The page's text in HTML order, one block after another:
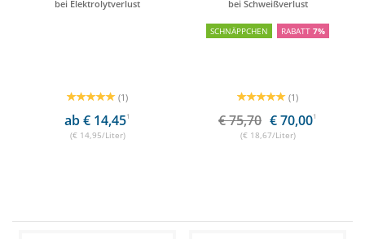
bei Elektrolytverlust
(1)
ab € 14,451
(€ 14,95/Liter)
bei Schweißverlust
SCHNÄPPCHEN RABATT 7%
(1)
€ 75,70 € 70,001
(€ 18,67/Liter)